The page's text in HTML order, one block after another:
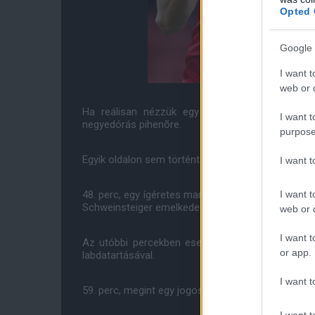
Opted
Google
I want
web or
I want
I want
I want
web or
I want
or app.
I want
Ha reálisan nézzük egy kiegyenlített elsõ
negyedórás pihenõre.
Egyik oldalon sem történt változtatás a félidõben.
48. perc, egy ígéretes manchesteri szabadrúgás
Schweinsteiger emelkedett a legmagasabbra, és
Az utóbbi percekben eseménytelenül, fõként a
labdatartásával.
59. perc, megint egy jogos szabadot kapott a